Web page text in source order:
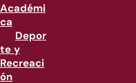
Académi
ca
Depor
te y
Recreaci
ón